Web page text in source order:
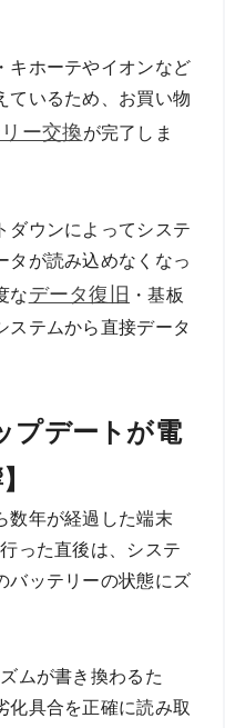
キホーテやイオンなど
ているため、お買い物
ー交換が完了しま
ダウンによってシステ
タが読み込めなくなっ
なデータ復旧 ・基板
ステムから直接データ
プデートが電
数年が経過した端末
った直後は、システ
バッテリーの状態にズ
ムが書き換わるた
化具合を正確に読み取